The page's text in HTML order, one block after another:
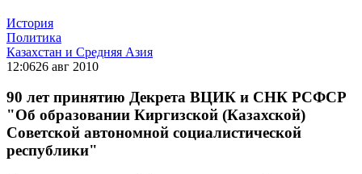
История
Политика
Казахстан и Средняя Азия
12:0626 авг 2010
90 лет принятию Декрета ВЦИК и СНК РСФСР
"Об образовании Киргизской (Казахской)
Советской автономной социалистической
республики"